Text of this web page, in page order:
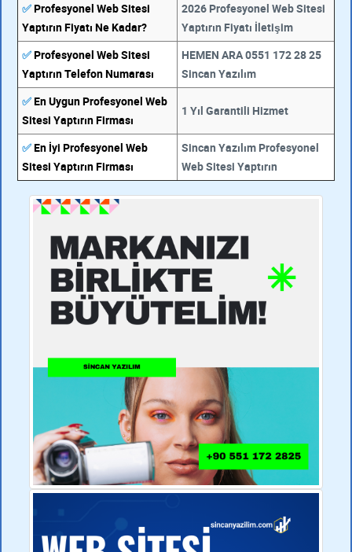
✅Profesyonel Web Sitesi
Yaptırın Fiyatı Ne Kadar?
2026 Profesyonel Web Sitesi
Yaptırın Fiyatı İletişim
✅Profesyonel Web Sitesi
Yaptırın Telefon Numarası
HEMEN ARA 0551 172 28 25
Sincan Yazılım
✅En Uygun Profesyonel Web
Sitesi Yaptırın Firması
1 Yıl Garantili Hizmet
✅En İyi Profesyonel Web
Sitesi Yaptırın Firması
Sincan Yazılım Profesyonel
Web Sitesi Yaptırın